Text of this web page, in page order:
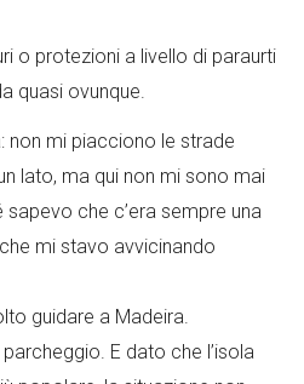
o protezioni a livello di paraurti
quasi ovunque.
non mi piacciono le strade
lato, ma qui non mi sono mai
che c’era sempre una
mi stavo avvicinando
guidare a Madeira.
E dato che l’isola